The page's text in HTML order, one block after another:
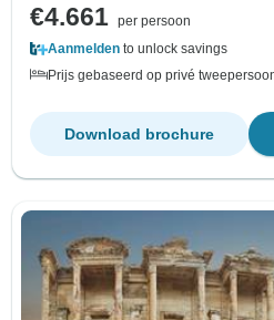
€4.661 per persoon
Aanmelden to unlock savings
Prijs gebaseerd op privé
Download brochure